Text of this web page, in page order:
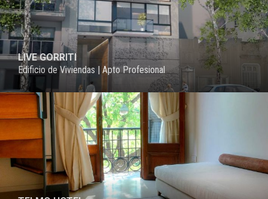
LIVE GORRITI
Edificio de Viviendas | Apto Profesional
PROYECTO